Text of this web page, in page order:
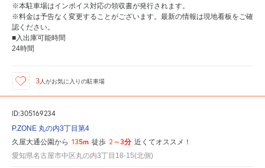
※本駐車場はインボイス対応の領収書が発行されます。
※料金は予告なく変更することがございます。最新の情報は現地看板をご確
認ください。
■入出庫可能時間
24時間
3 人がお気に入りの駐車場
ID:305169234
P.ZONE 丸の内3丁目第4
久屋大通公園から 135m 徒歩 2～3分 近くてオススメ！
愛知県名古屋市中区丸の内3丁目18-15(北側)